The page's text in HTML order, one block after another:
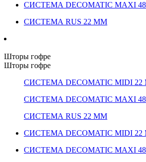
СИСТЕМА DECOMATIC MAXI
СИСТЕМА RUS 22 ММ
Шторы гофре
Шторы гофре
СИСТЕМА DECOMATIC MIDI
СИСТЕМА DECOMATIC MAXI
СИСТЕМА RUS 22 ММ
СИСТЕМА DECOMATIC MIDI
СИСТЕМА DECOMATIC MAXI